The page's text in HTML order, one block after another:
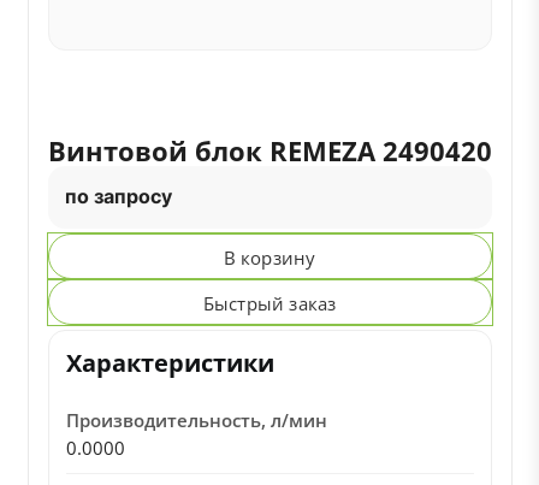
Винтовой блок REMEZA 2490420
по запросу
В корзину
Быстрый заказ
Характеристики
Производительность, л/мин
0.0000